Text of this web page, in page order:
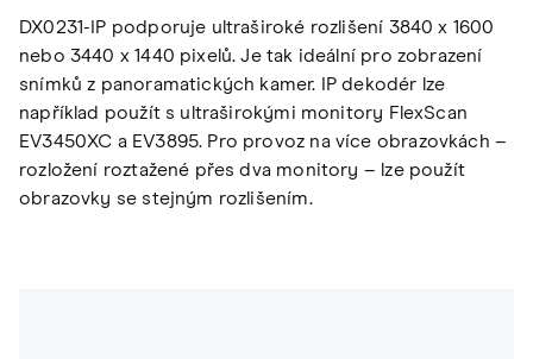
DX0231-IP podporuje ultraširoké rozlišení 3840 x 1600
nebo 3440 x 1440 pixelů. Je tak ideální pro zobrazení
snímků z panoramatických kamer. IP dekodér lze
například použít s ultraširokými monitory FlexScan
EV3450XC a EV3895. Pro provoz na více obrazovkách –
rozložení roztažené přes dva monitory – lze použít
obrazovky se stejným rozlišením.